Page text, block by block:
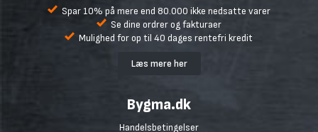
Spar 10% på mere end 80.000 ikke nedsatte varer
Se dine ordrer og fakturaer
Mulighed for op til 40 dages rentefri kredit
Læs mere her
Bygma.dk
Handelsbetingelser